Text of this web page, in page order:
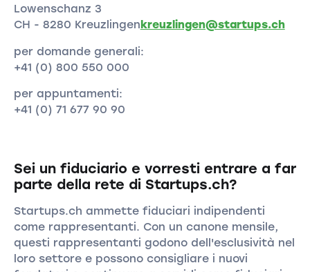
Lowenschanz 3
CH - 8280 Kreuzlingenkreuzlingen@startups.ch
per domande generali:
+41 (0) 800 550 000
per appuntamenti:
+41 (0) 71 677 90 90
Sei un fiduciario e vorresti entrare a far
parte della rete di Startups.ch?
Startups.ch ammette fiduciari indipendenti
come rappresentanti. Con un canone mensile,
questi rappresentanti godono dell'esclusività nel
loro settore e possono consigliare i nuovi